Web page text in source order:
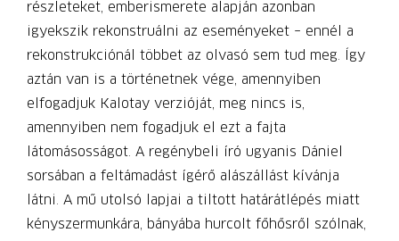
részleteket, emberismerete alapján azonban
igyekszik rekonstruálni az eseményeket – ennél a
rekonstrukciónál többet az olvasó sem tud meg. Így
aztán van is a történetnek vége, amennyiben
elfogadjuk Kalotay verzióját, meg nincs is,
amennyiben nem fogadjuk el ezt a fajta
látomásosságot. A regénybeli író ugyanis Dániel
sorsában a feltámadást ígérő alászállást kívánja
látni. A mű utolsó lapjai a tiltott határátlépés miatt
kényszermunkára, bányába hurcolt főhősről szólnak,